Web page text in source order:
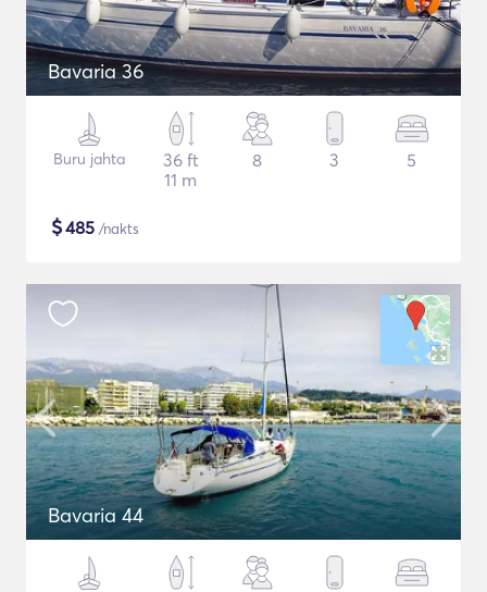
Bavaria 36
Buru jahta
36 ft
11 m
8 3 5
$485 /nakts
Bavaria 44